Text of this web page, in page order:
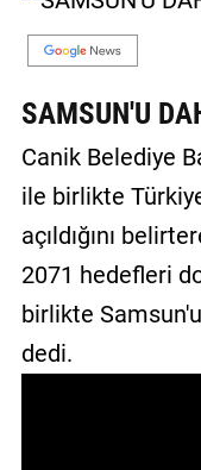
SAĞLIK
GALERİ
VİDEO
YAZARLAR
BİZE
ULAŞIN
SAMSUN'U
Canik Belediye
ile birlikte
açıldığını
2071 hedefleri
birlikte
dedi.